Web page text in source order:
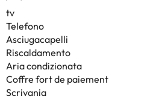
tv
Telefono
Asciugacapelli
Riscaldamento
Aria condizionata
Coffre fort de paiement
Scrivania